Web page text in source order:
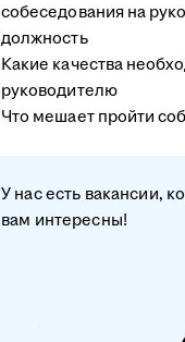
собеседования на
должность
Какие качества
руководителю
Что мешает пройти
У нас есть вакансии,
вам интересны!